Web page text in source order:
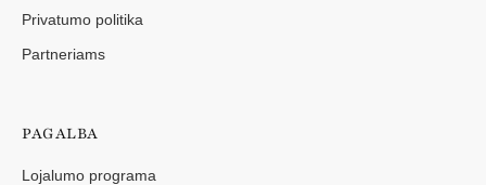
Privatumo politika
Partneriams
PAGALBA
Lojalumo programa